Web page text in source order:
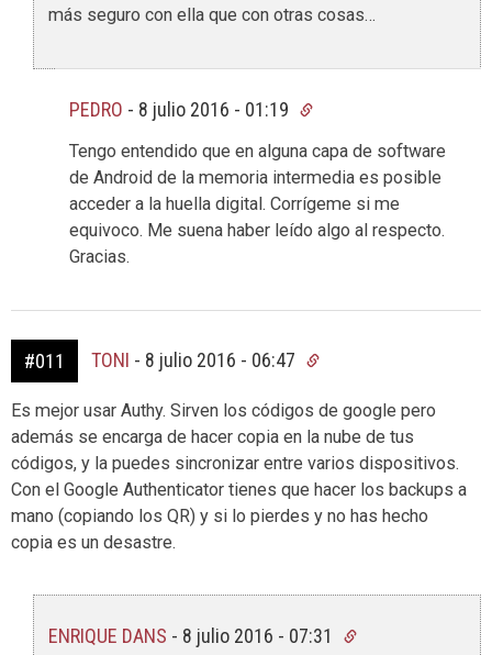
más seguro con ella que con otras cosas…
PEDRO - 8 julio 2016 - 01:19
Tengo entendido que en alguna capa de software
de Android de la memoria intermedia es posible
acceder a la huella digital. Corrígeme si me
equivoco. Me suena haber leído algo al respecto.
Gracias.
#011 TONI - 8 julio 2016 - 06:47
Es mejor usar Authy. Sirven los códigos de google pero
además se encarga de hacer copia en la nube de tus
códigos, y la puedes sincronizar entre varios dispositivos.
Con el Google Authenticator tienes que hacer los backups a
mano (copiando los QR) y si lo pierdes y no has hecho
copia es un desastre.
ENRIQUE DANS - 8 julio 2016 - 07:31